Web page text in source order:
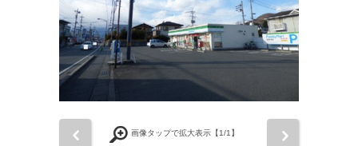
画像タップで拡大表示【1/1】